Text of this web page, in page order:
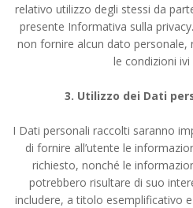
relativo utilizzo degli stessi da
presente Informativa sulla
non fornire alcun dato personale,
le condizioni
3. Utilizzo dei Dati
I Dati personali raccolti saranno
di fornire all’utente le
richiesto, nonché le
potrebbero risultare di suo
includere, a titolo esemplificativo